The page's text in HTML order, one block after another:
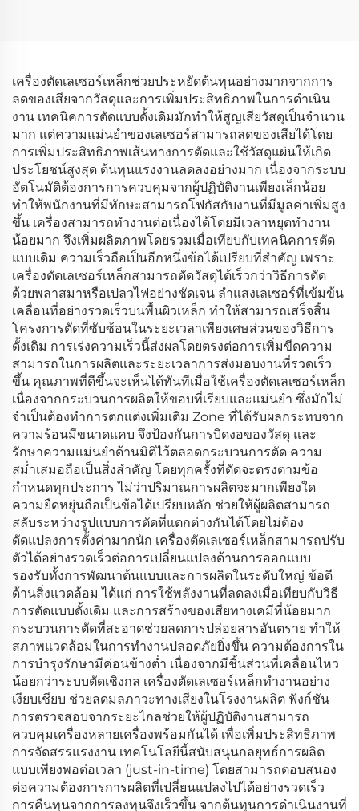
เครื่องตัดเลเซอร์เหล็กช่วยประหยัดต้นทุนอย่างมากจากการ
ลดของเสียจากวัสดุและการเพิ่มประสิทธิภาพในการดำเนิน
งาน เทคนิคการตัดแบบดั้งเดิมมักทำให้สูญเสียวัสดุเป็นจำนวน
มาก แต่ความแม่นยำของเลเซอร์สามารถลดของเสียได้โดย
การเพิ่มประสิทธิภาพเส้นทางการตัดและใช้วัสดุแผ่นให้เกิด
ประโยชน์สูงสุด ต้นทุนแรงงานลดลงอย่างมาก เนื่องจากระบบ
อัตโนมัติต้องการการควบคุมจากผู้ปฏิบัติงานเพียงเล็กน้อย
ทำให้พนักงานที่มีทักษะสามารถโฟกัสกับงานที่มีมูลค่าเพิ่มสูง
ขึ้น เครื่องสามารถทำงานต่อเนื่องได้โดยมีเวลาหยุดทำงาน
น้อยมาก จึงเพิ่มผลิตภาพโดยรวมเมื่อเทียบกับเทคนิคการตัด
แบบเดิม ความเร็วถือเป็นอีกหนึ่งข้อได้เปรียบที่สำคัญ เพราะ
เครื่องตัดเลเซอร์เหล็กสามารถตัดวัสดุได้เร็วกว่าวิธีการตัด
ด้วยพลาสมาหรือเปลวไฟอย่างชัดเจน ลำแสงเลเซอร์ที่เข้มข้น
เคลื่อนที่อย่างรวดเร็วบนพื้นผิวเหล็ก ทำให้สามารถเสร็จสิ้น
โครงการตัดที่ซับซ้อนในระยะเวลาเพียงเศษส่วนของวิธีการ
ดั้งเดิม การเร่งความเร็วนี้ส่งผลโดยตรงต่อการเพิ่มขีดความ
สามารถในการผลิตและระยะเวลาการส่งมอบงานที่รวดเร็ว
ขึ้น คุณภาพที่ดีขึ้นจะเห็นได้ทันทีเมื่อใช้เครื่องตัดเลเซอร์เหล็ก
เนื่องจากกระบวนการผลิตให้ขอบที่เรียบและแม่นยำ ซึ่งมักไม่
จำเป็นต้องทำการตกแต่งเพิ่มเติม Zone ที่ได้รับผลกระทบจาก
ความร้อนมีขนาดแคบ จึงป้องกันการบิดงอของวัสดุ และ
รักษาความแม่นยำด้านมิติไว้ตลอดกระบวนการตัด ความ
สม่ำเสมอถือเป็นสิ่งสำคัญ โดยทุกครั้งที่ตัดจะตรงตามข้อ
กำหนดทุกประการ ไม่ว่าปริมาณการผลิตจะมากเพียงใด
ความยืดหยุ่นถือเป็นข้อได้เปรียบหลัก ช่วยให้ผู้ผลิตสามารถ
สลับระหว่างรูปแบบการตัดที่แตกต่างกันได้โดยไม่ต้อง
ดัดแปลงการตั้งค่ามากนัก เครื่องตัดเลเซอร์เหล็กสามารถปรับ
ตัวได้อย่างรวดเร็วต่อการเปลี่ยนแปลงด้านการออกแบบ
รองรับทั้งการพัฒนาต้นแบบและการผลิตในระดับใหญ่ ข้อดี
ด้านสิ่งแวดล้อม ได้แก่ การใช้พลังงานที่ลดลงเมื่อเทียบกับวิธี
การตัดแบบดั้งเดิม และการสร้างของเสียทางเคมีที่น้อยมาก
กระบวนการตัดที่สะอาดช่วยลดการปล่อยสารอันตราย ทำให้
สภาพแวดล้อมในการทำงานปลอดภัยยิ่งขึ้น ความต้องการใน
การบำรุงรักษามีค่อนข้างต่ำ เนื่องจากมีชิ้นส่วนที่เคลื่อนไหว
น้อยกว่าระบบตัดเชิงกล เครื่องตัดเลเซอร์เหล็กทำงานอย่าง
เงียบเชียบ ช่วยลดมลภาวะทางเสียงในโรงงานผลิต ฟังก์ชัน
การตรวจสอบจากระยะไกลช่วยให้ผู้ปฏิบัติงานสามารถ
ควบคุมเครื่องหลายเครื่องพร้อมกันได้ เพื่อเพิ่มประสิทธิภาพ
การจัดสรรแรงงาน เทคโนโลยีนี้สนับสนุนกลยุทธ์การผลิต
แบบเพียงพอต่อเวลา (just-in-time) โดยสามารถตอบสนอง
ต่อความต้องการการผลิตที่เปลี่ยนแปลงไปได้อย่างรวดเร็ว
การคืนทุนจากการลงทุนจึงเร็วขึ้น จากต้นทุนการดำเนินงานที่